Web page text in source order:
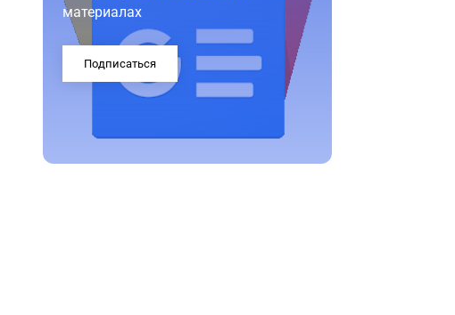
материалах
Подписаться